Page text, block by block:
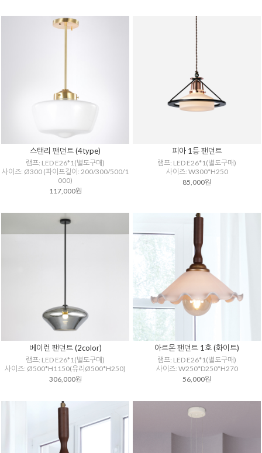
스탠리 팬던트 (4type)
램프: LED E26*1(별도구매)
사이즈: Ø300 (파이프길이: 200/300/500/1
000)
117,000원
피아 1등 팬던트
램프: LED E26*1(별도구매)
사이즈: W300*H250
85,000원
베이런 팬던트 (2color)
램프: LED E26*1(별도구매)
사이즈: Ø500*H1150(유리Ø500*H250)
306,000원
아르몬 팬던트 1호 (화이트)
램프: LED E26*1(별도구매)
사이즈: W250*D250*H270
56,000원